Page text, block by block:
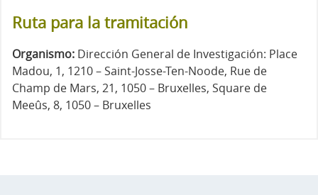
Ruta para la tramitación
Organismo: Dirección General de Investigación: Place
Madou, 1, 1210 – Saint-Josse-Ten-Noode, Rue de
Champ de Mars, 21, 1050 – Bruxelles, Square de
Meeûs, 8, 1050 – Bruxelles